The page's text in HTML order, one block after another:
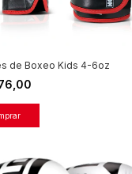
de Boxeo Kids 4-6oz